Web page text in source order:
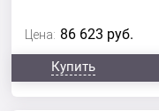
Цена: 86 623 руб.
Купить